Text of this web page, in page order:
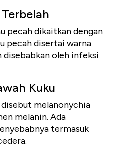
pecah dikaitkan dengan
pecah disertai warna
disebabkan oleh infeksi
Kuku
melanonychia
melanin. Ada
termasuk